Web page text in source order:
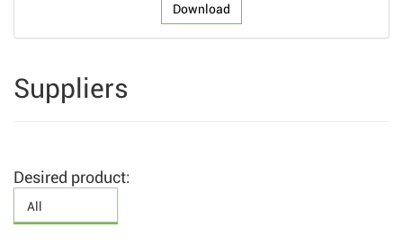
Download
Suppliers
Desired product: